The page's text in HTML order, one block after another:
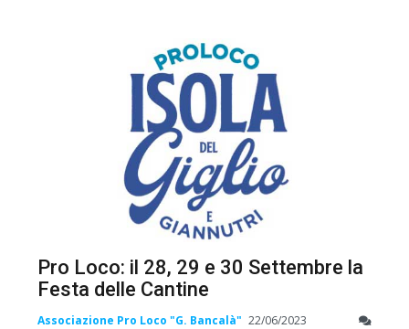
Pro Loco: il 28, 29 e 30 Settembre la
Festa delle Cantine
Associazione Pro Loco "G. Bancalà" 22/06/2023